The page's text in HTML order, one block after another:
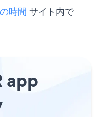
時間 サイト内で
app